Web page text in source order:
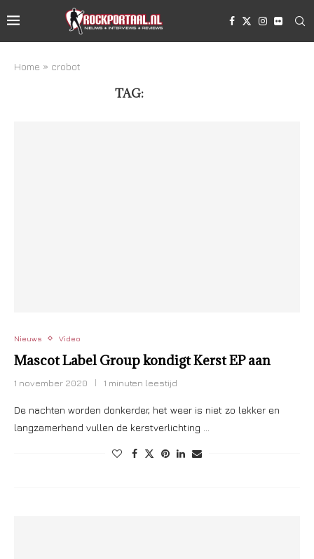
Home » crobot
TAG:
Nieuws Video
Mascot Label Group kondigt Kerst EP aan
1 november 2020 1 minuten leestijd
De nachten worden donkerder, het weer is niet zo lekker en
langzamerhand vullen de kerstverlichting …